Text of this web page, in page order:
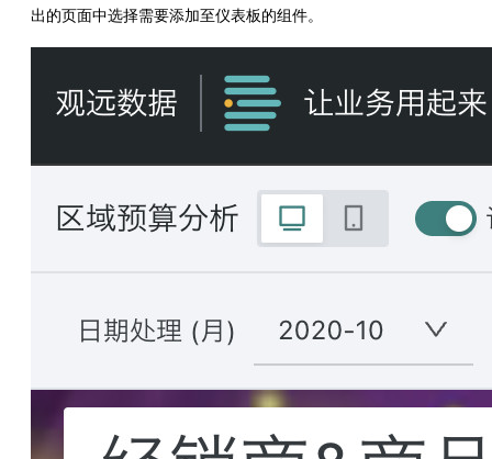
出的页面中选择需要添加至仪表板的组件。